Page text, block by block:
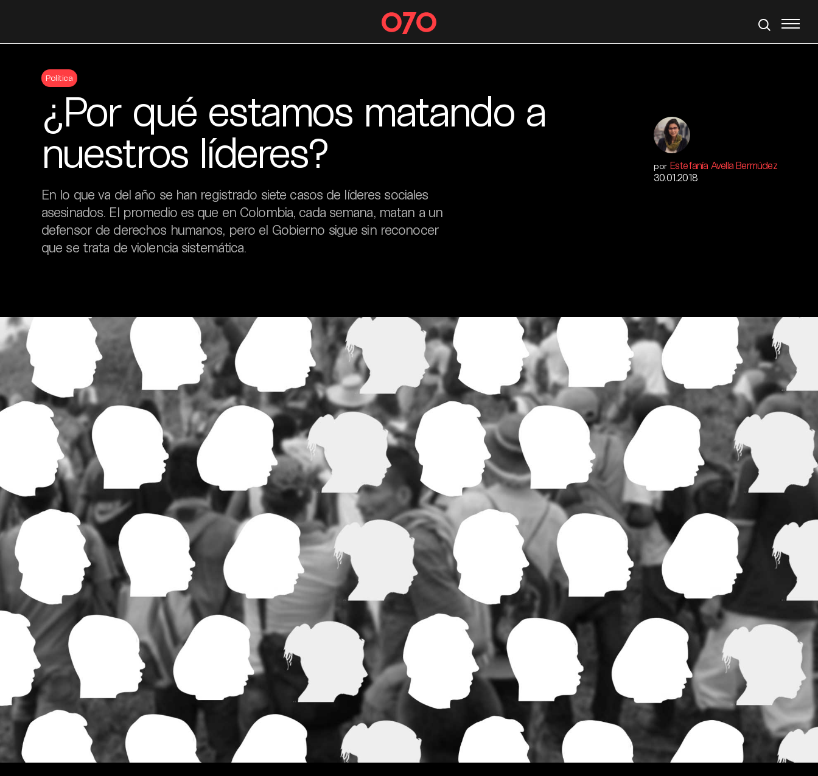
Política
¿Por qué estamos matando a
nuestros líderes?
En lo que va del año se han registrado siete casos de líderes sociales
asesinados. El promedio es que en Colombia, cada semana, matan a un
defensor de derechos humanos, pero el Gobierno sigue sin reconocer
que se trata de violencia sistemática.
por Estefanía Avella Bermúdez
30.01.2018